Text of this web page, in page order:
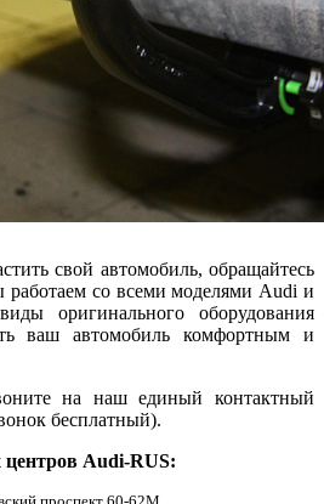
свой автомобиль, обращайтесь
со всеми моделями Audi и
оригинального оборудования
ваш автомобиль комфортным и
на наш единый контактный
бесплатный).
центров Audi-RUS: